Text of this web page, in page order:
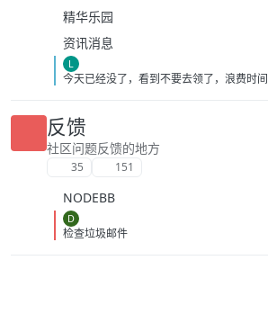
精华乐园
资讯消息
L
今天已经没了，看到不要去领了，浪费时间
反馈
社区问题反馈的地方
35 151
NODEBB
D
检查垃圾邮件